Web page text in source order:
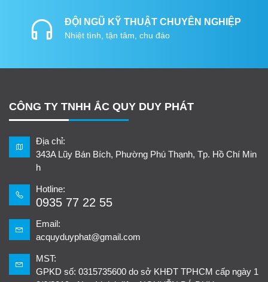
ĐỘI NGŨ KỸ THUẬT CHUYÊN NGHIỆP
Nhiệt tình, tận tâm, chu đáo
CÔNG TY TNHH ẮC QUY DUY PHÁT
Địa chỉ:
343A Lũy Bán Bích, Phường Phú Thạnh, Tp. Hồ Chí Min
h
Hotline:
0935 77 22 55
Email:
acquyduyphat@gmail.com
MST:
GPKD số: 0315735600 do sở KHĐT TPHCM cấp ngày 1